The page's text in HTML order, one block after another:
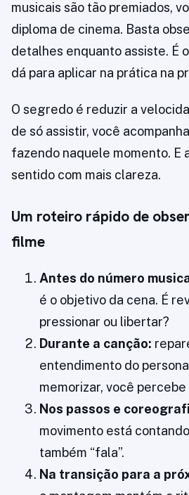
musicais são tão premiados,
diploma de cinema. Basta
detalhes enquanto assiste. É
dá para aplicar na prática na
O segredo é reduzir a
de só assistir, você
fazendo naquele momento. E
sentido com mais clareza.
Um roteiro rápido de
filme
Antes do número
é o objetivo da cena. É
pressionar ou libertar?
Durante a canção:
entendimento do
memorizar, você percebe
Nos passos e
movimento está
também “fala”.
Na transição para a